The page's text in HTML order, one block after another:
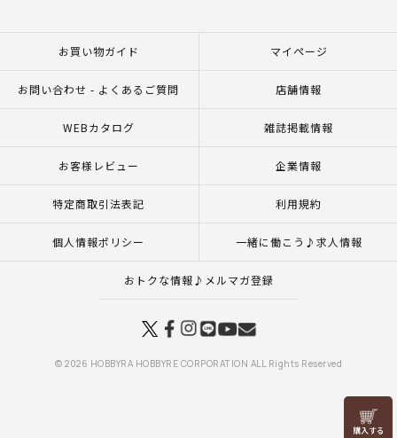
リリヤン
フェア
お買い物ガイド マイページ
お問い合わせ - よくあるご質問 店舗情報
WEBカタログ 雑誌掲載情報
お客様レビュー 企業情報
特定商取引法表記 利用規約
個人情報ポリシー 一緒に働こう♪求人情報
おトクな情報♪メルマガ登録
© 2026 HOBBYRA HOBBYRE CORPORATION ALL Rights Reserved